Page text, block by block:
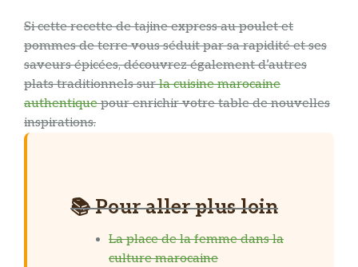
Si cette recette de tajine express au poulet et
pommes de terre vous séduit par sa rapidité et ses
saveurs épicées, découvrez également d’autres
plats traditionnels surla cuisine marocaine
authentiquepour enrichir votre table de nouvelles
inspirations.
📚 Pour aller plus loin
La place de la femme dans la
culture marocaine